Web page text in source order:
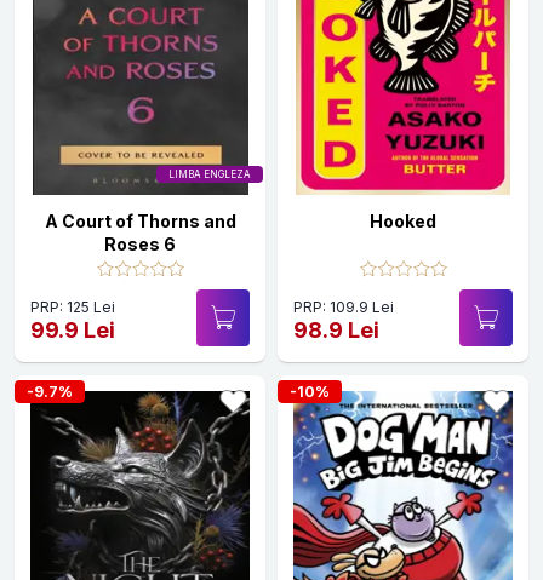
LIMBA ENGLEZA
A Court of Thorns and
Roses 6
PRP: 125 Lei
99.9 Lei
Hooked
PRP: 109.9 Lei
98.9 Lei
-9.7% -10%